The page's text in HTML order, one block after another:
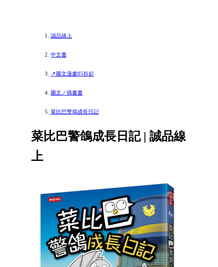
誠品線上
中文書
📌圖文漫畫85折起
圖文／插畫書
菜比巴警鴿成長日記
菜比巴警鴿成長日記 | 誠品線
上